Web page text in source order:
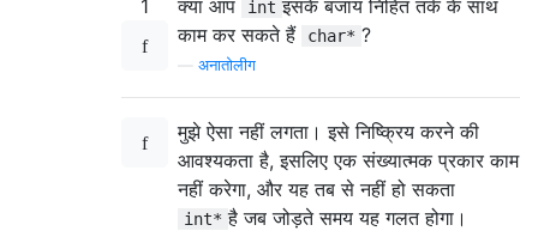
1 क्या आप int इसके बजाय निहित तर्क के साथ
काम कर सकते हैं
char* ?
अनातोलीग
मुझे ऐसा नहीं लगता। इसे निष्क्रिय करने की
आवश्यकता है, इसलिए एक संख्यात्मक प्रकार काम
नहीं करेगा, और यह तब से नहीं हो सकता
int* है जब जोड़ते समय यह गलत होगा।